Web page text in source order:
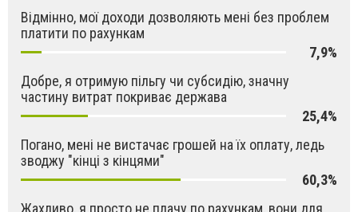
Відмінно, мої доходи дозволяють мені без проблем
платити по рахункам
7,9%
Добре, я отримую пільгу чи субсидію, значну
частину витрат покриває держава
25,4%
Погано, мені не вистачає грошей на їх оплату, ледь
зводжу "кінці з кінцями"
60,3%
Жахливо, я просто не плачу по рахункам, вони для